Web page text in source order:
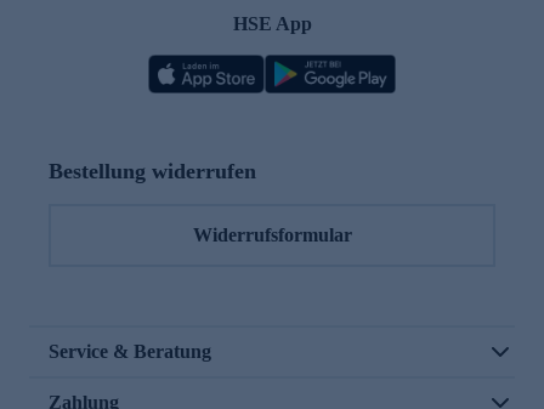
HSE App
Bestellung widerrufen
Widerrufsformular
Service & Beratung
Zahlung